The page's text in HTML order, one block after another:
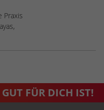
Praxis
FÜR DICH IST!